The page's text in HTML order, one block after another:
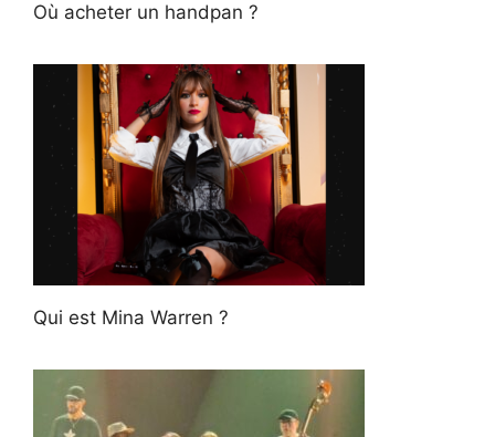
Où acheter un handpan ?
Qui est Mina Warren ?